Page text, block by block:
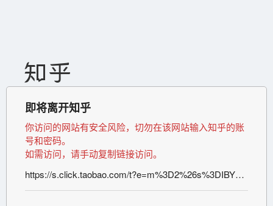
即将离开知乎
你访问的网站有安全风险，切勿在该网站输入知乎的账
号和密码。
如需访问，请手动复制链接访问。
https://s.click.taobao.com/t?e=m%3D2%26s%3DIBYXasbggi4cQipKwQzePOeEDrYVVa64LKpWJ%2Bin0XLjf2vlNIV67u3Sd%2FblDtX2%2Bx%2FKLma%2BVNmhQEN7xn4%2BHIbEG36ONKbKMY%2Fo4Yx0fYXrfVDhiIwFOhYTy%2FVtTsTHmI09YSSDvba43N0zdn%2FHGiRk0y4Jb0RQxg5p7bh%2BFbQ%3D&pvid=10_61.149.15.179_979_1487514546815